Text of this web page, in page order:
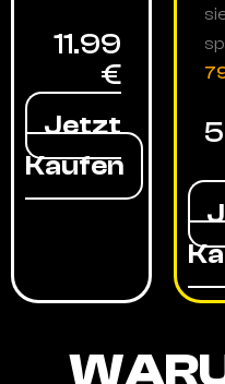
11.99
€
Jetzt
Kaufen